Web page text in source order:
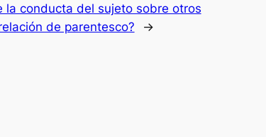
la conducta del sujeto sobre otros
de parentesco?
→